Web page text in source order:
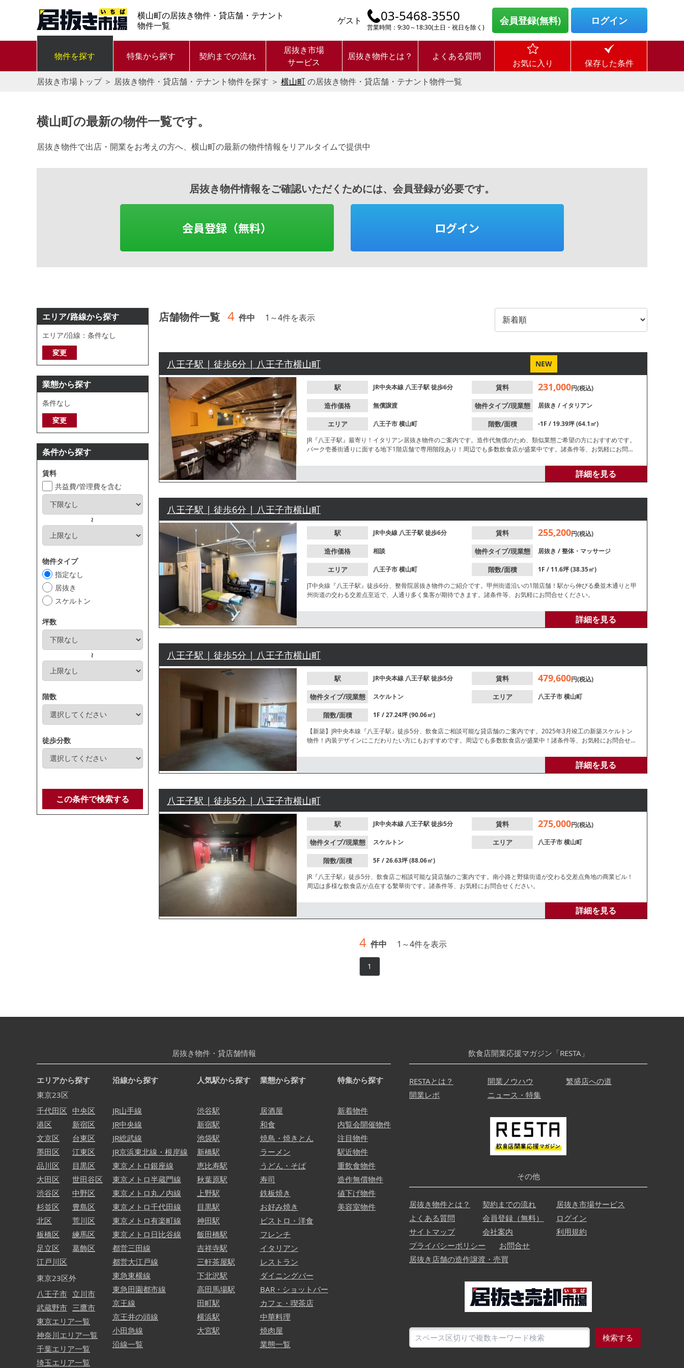
横山町の居抜き物件・貸店舗・テナント
物件一覧
ゲスト 03-5468-3550
営業時間：9:30～18:30(土日・祝日を除く)
会員登録(無料) ログイン
物件を探す 特集から探す 契約までの流れ
居抜き市場
サービス
居抜き物件とは？ よくある質問
お気に入り
保存した条件
居抜き市場トップ＞ 居抜き物件・貸店舗・テナント物件を探す ＞ 横山町の居抜き物件・貸店舗・テナント物件一覧
横山町の最新の物件一覧です。
居抜き物件で出店・開業をお考えの方へ、横山町の最新の物件情報をリアルタイムで提供中
居抜き物件情報をご確認いただくためには、会員登録が必要です。
会員登録（無料） ログイン
エリア/路線から探す
エリア/沿線：条件なし
変更
業態から探す
条件なし
変更
条件から探す
賃料
共益費/管理費を含む
～
物件タイプ
指定なし
居抜き
スケルトン
坪数
～
階数
徒歩分数
この条件で検索する
店舗物件一覧 4 件中 1 ～4件を表示
八王子駅 | 徒歩6分 | 八王子市横山町 NEW
駅 JR中央本線 八王子駅徒歩6分 賃料 231,000円(税込)
造作価格 無償譲渡 物件タイプ/現業態 居抜き / イタリアン
エリア 八王子市横山町 階数/面積
-1F / 19.39坪 (64.1㎡)
JR『八王子駅』最寄り！イタリアン居抜き物件のご案内です。造作代無償のため、類似業態ご希望の方におすすめです。
パーク壱番街通りに面する地下1階店舗で専用階段あり！周辺でも多数飲食店が盛業中です。諸条件等、お気軽にお問合
詳細を見る
八王子駅 | 徒歩6分 | 八王子市横山町
駅 JR中央線 八王子駅徒歩6分 賃料 255,200円(税込)
造作価格 相談 物件タイプ/現業態 居抜き /整体・マッサージ
エリア 八王子市横山町 階数/面積
1F / 11.6坪 (38.35㎡)
JT中央線『八王子駅』徒歩6分、整骨院居抜き物件のご紹介です。甲州街道沿いの1階店舗！駅から伸びる桑並木通りと甲
州街道の交わる交差点至近で、人通り多く集客が期待できます。諸条件等、お気軽にお問合せください。
詳細を見る
八王子駅 | 徒歩5分 | 八王子市横山町
駅 JR中央本線 八王子駅徒歩5分 賃料 479,600円(税込)
物件タイプ/現業態 スケルトン エリア 八王子市横山町
階数/面積
1F / 27.24坪 (90.06㎡)
【新築】JR中央本線『八王子駅』徒歩5分、飲食店ご相談可能な貸店舗のご案内です。2025年3月竣工の新築スケルトン
物件！内装デザインにこだわりたい方にもおすすめです。周辺でも多数飲食店が盛業中！諸条件等、お気軽にお問合せく
詳細を見る
八王子駅 | 徒歩5分 | 八王子市横山町
駅 JR中央本線 八王子駅徒歩5分 賃料 275,000円(税込)
物件タイプ/現業態 スケルトン エリア 八王子市横山町
階数/面積
5F / 26.63坪 (88.06㎡)
JR『八王子駅』徒歩5分、飲食店ご相談可能な貸店舗のご案内です。南小路と野猿街道が交わる交差点角地の商業ビル！
周辺は多様な飲食店が点在する繫華街です。諸条件等、お気軽にお問合せください。
詳細を見る
4 件中 1 ～4件を表示
1
居抜き物件・貸店舗情報
エリアから探す
東京23区
千代田区
港区
文京区
墨田区
品川区
大田区
渋谷区
杉並区
北区
板橋区
足立区
江戸川区
中央区
新宿区
台東区
江東区
目黒区
世田谷区
中野区
豊島区
荒川区
練馬区
葛飾区
東京23区外
八王子市
武蔵野市
立川市
三鷹市
東京エリア一覧
神奈川エリア一覧
千葉エリア一覧
埼玉エリア一覧
沿線から探す
JR山手線
JR中央線
JR総武線
JR京浜東北線・根岸線
東京メトロ銀座線
東京メトロ半蔵門線
東京メトロ丸ノ内線
東京メトロ千代田線
東京メトロ有楽町線
東京メトロ日比谷線
都営三田線
都営大江戸線
東急東横線
東急田園都市線
京王線
京王井の頭線
小田急線
沿線一覧
人気駅から探す
渋谷駅
新宿駅
池袋駅
新橋駅
恵比寿駅
秋葉原駅
上野駅
目黒駅
神田駅
飯田橋駅
吉祥寺駅
三軒茶屋駅
下北沢駅
高田馬場駅
田町駅
横浜駅
大宮駅
業態から探す
居酒屋
和食
焼鳥・焼きとん
ラーメン
うどん・そば
寿司
鉄板焼き
お好み焼き
ビストロ・洋食
フレンチ
イタリアン
レストラン
ダイニングバー
BAR・ショットバー
カフェ・喫茶店
中華料理
焼肉屋
業態一覧
特集から探す
新着物件
内覧会開催物件
注目物件
駅近物件
重飲食物件
造作無償物件
値下げ物件
美容室物件
飲食店開業応援マガジン「RESTA」
RESTAとは？ 開業ノウハウ
繁盛店への道
開業レポ
ニュース・特集
その他
居抜き物件とは？ 契約までの流れ
居抜き市場サービス
よくある質問
会員登録（無料）
ログイン
サイトマップ
会社案内
利用規約
プライバシーポリシー
お問合せ
居抜き店舗の造作譲渡・売買
検索する